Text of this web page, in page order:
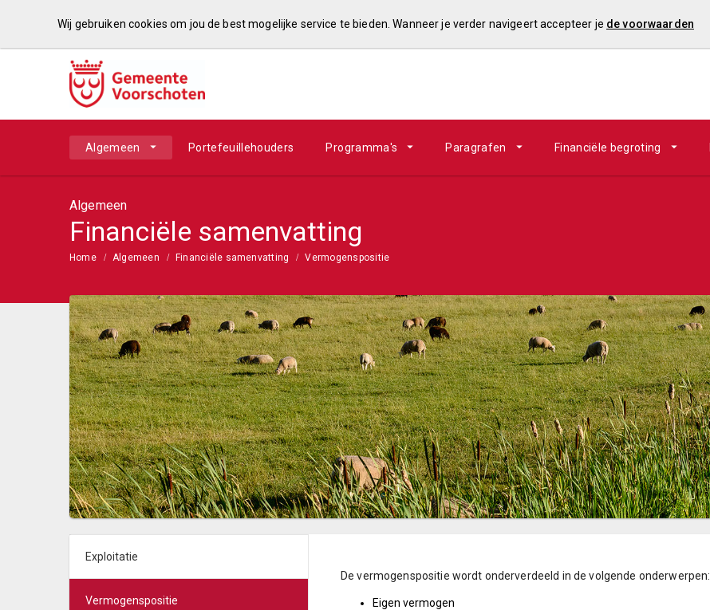
Wij gebruiken cookies om jou de best mogelijke service te bieden. Wanneer je verder navigeert accepteer je de voorwaarden
Algemeen Portefeuillehouders Programma's Paragrafen Financiële begroting
Algemeen
Financiële samenvatting
Home Algemeen Financiële samenvatting Vermogenspositie
Exploitatie
Vermogenspositie
De vermogenspositie wordt onderverdeeld in de volgende onderwerpen:
Eigen vermogen